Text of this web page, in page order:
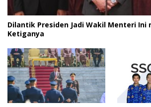
Dilantik Presiden Jadi Wakil Menteri Ini
Ketiganya